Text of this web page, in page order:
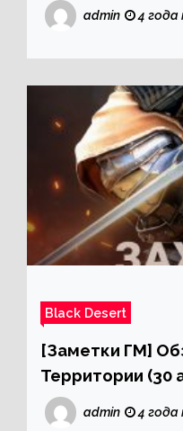
вернувшихся
admin 4 года
Black Desert
[Заметки ГМ]
Территории (30
admin 4 года